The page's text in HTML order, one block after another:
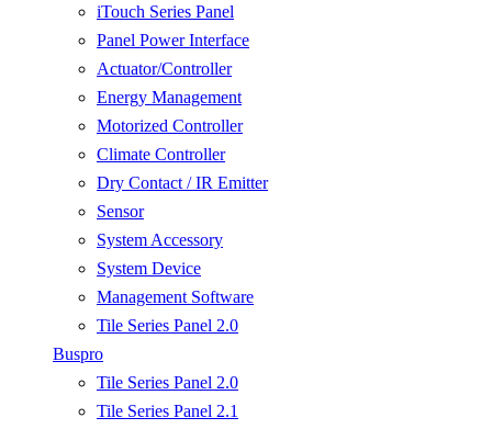
iTouch Series Panel
Panel Power Interface
Actuator/Controller
Energy Management
Motorized Controller
Climate Controller
Dry Contact / IR Emitter
Sensor
System Accessory
System Device
Management Software
Tile Series Panel 2.0
Buspro
Tile Series Panel 2.0
Tile Series Panel 2.1